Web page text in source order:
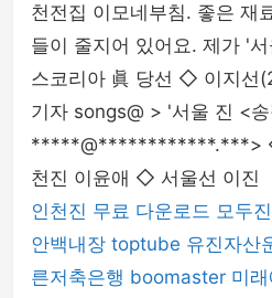
천전집 이모네부침. 좋은 재
들이 줄지어 있어요. 제가 '
스코리아 眞 당선 ◇ 이지선
기자 songs@ > '서울 진 <
*****@************.***>
천진 이윤애 ◇ 서울선 이진
인천진 무료 다운로드 모두진
안백내장 toptube 유진자산
른저축은행 boomaster 미